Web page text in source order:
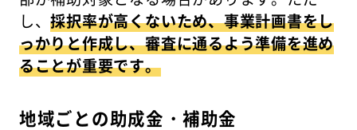
し、採択率が高くないため、事業計画書をし
っかりと作成し、審査に通るよう準備を進め
ることが重要です。
地域ごとの助成金・補助金